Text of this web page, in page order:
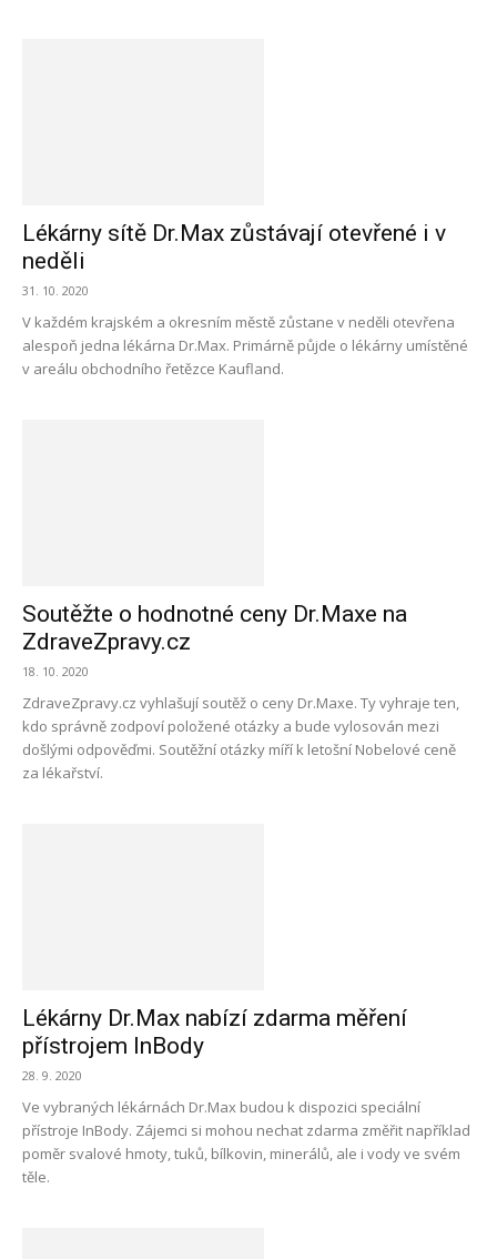
Lékárny sítě Dr.Max zůstávají otevřené i v
neděli
31. 10. 2020
V každém krajském a okresním městě zůstane v neděli otevřena
alespoň jedna lékárna Dr.Max. Primárně půjde o lékárny umístěné
v areálu obchodního řetězce Kaufland.
Soutěžte o hodnotné ceny Dr.Maxe na
ZdraveZpravy.cz
18. 10. 2020
ZdraveZpravy.cz vyhlašují soutěž o ceny Dr.Maxe. Ty vyhraje ten,
kdo správně zodpoví položené otázky a bude vylosován mezi
došlými odpověďmi. Soutěžní otázky míří k letošní Nobelové ceně
za lékařství.
Lékárny Dr.Max nabízí zdarma měření
přístrojem InBody
28. 9. 2020
Ve vybraných lékárnách Dr.Max budou k dispozici speciální
přístroje InBody. Zájemci si mohou nechat zdarma změřit například
poměr svalové hmoty, tuků, bílkovin, minerálů, ale i vody ve svém
těle.